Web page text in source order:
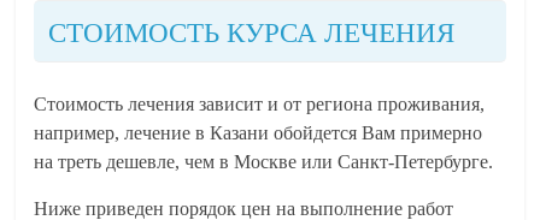
СТОИМОСТЬ КУРСА ЛЕЧЕНИЯ
Стоимость лечения зависит и от региона проживания,
например, лечение в Казани обойдется Вам примерно
на треть дешевле, чем в Москве или Санкт-Петербурге.
Ниже приведен порядок цен на выполнение работ